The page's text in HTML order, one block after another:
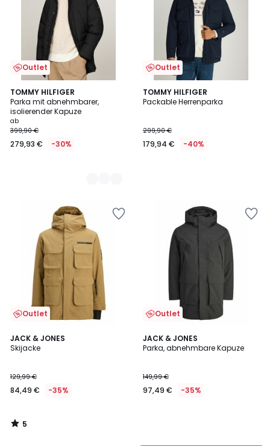
Outlet
TOMMY HILFIGER
Parka mit abnehmbarer,
isolierender Kapuze
Ab
279,93
€
angewendet.
ab
399,90 €
279,93 € -30%
2
Farben
Outlet
TOMMY HILFIGER
Packable Herrenparka
299,90 €
179,94 € -40%
Outlet
JACK & JONES
Skijacke
129,99 €
84,49 € -35%
5
/
5
/
Outlet
JACK & JONES
Parka, abnehmbare Kapuze
149,99 €
97,49 € -35%